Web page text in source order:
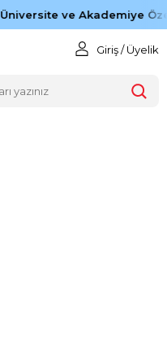
Üniversite ve Akademiye
Giriş / Üyelik